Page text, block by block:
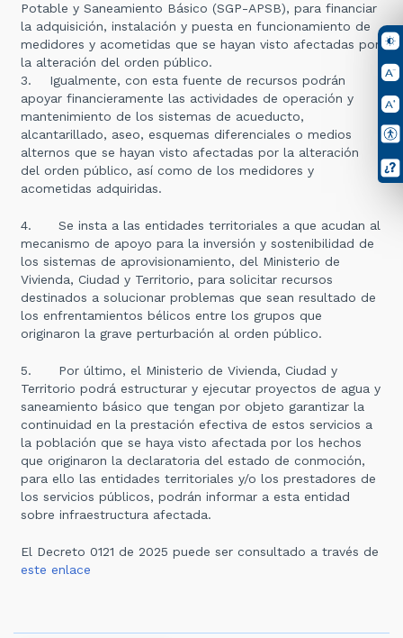
Potable y Saneamiento Básico (SGP-APSB), para financiar
la adquisición, instalación y puesta en funcionamiento de
medidores y acometidas que se hayan visto afectadas por
la alteración del orden público.
3. Igualmente, con esta fuente de recursos podrán
apoyar financieramente las actividades de operación y
mantenimiento de los sistemas de acueducto,
alcantarillado, aseo, esquemas diferenciales o medios
alternos que se hayan visto afectadas por la alteración
del orden público, así como de los medidores y
acometidas adquiridas.
4. Se insta a las entidades territoriales a que acudan al
mecanismo de apoyo para la inversión y sostenibilidad de
los sistemas de aprovisionamiento, del Ministerio de
Vivienda, Ciudad y Territorio, para solicitar recursos
destinados a solucionar problemas que sean resultado de
los enfrentamientos bélicos entre los grupos que
originaron la grave perturbación al orden público.
5. Por último, el Ministerio de Vivienda, Ciudad y
Territorio podrá estructurar y ejecutar proyectos de agua y
saneamiento básico que tengan por objeto garantizar la
continuidad en la prestación efectiva de estos servicios a
la población que se haya visto afectada por los hechos
que originaron la declaratoria del estado de conmoción,
para ello las entidades territoriales y/o los prestadores de
los servicios públicos, podrán informar a esta entidad
sobre infraestructura afectada.
El Decreto 0121 de 2025 puede ser consultado a través de
este enlace